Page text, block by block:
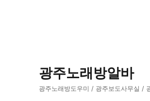
광주노래방알바
광주노래방도우미 / 광주보도사무실 /